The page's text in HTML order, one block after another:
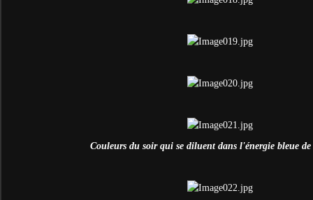
Couleurs du soir qui se diluent dans l'énergie bleue